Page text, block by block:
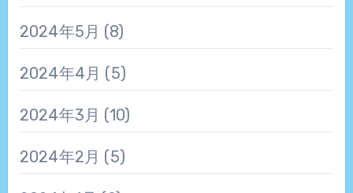
2024年5月 (8)
2024年4月 (5)
2024年3月 (10)
2024年2月 (5)